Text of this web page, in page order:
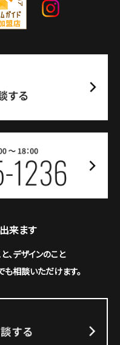
来ます
、デザインのこと
も相談いただけます。